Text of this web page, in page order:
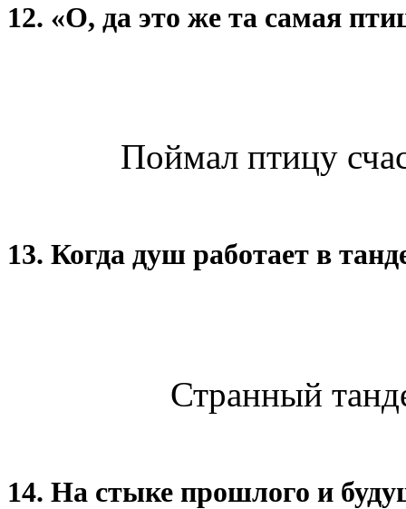
12. «О, да это же та самая
Поймал птицу
13. Когда душ работает в
Странный
14. На стыке прошлого и